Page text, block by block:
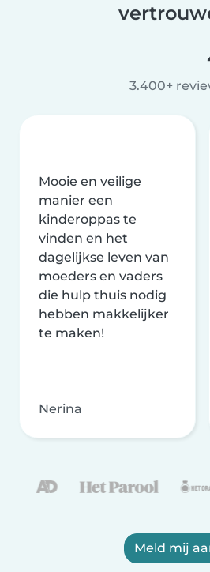
3.400+
Mooie en veilige
manier een
kinderoppas te
vinden en het
dagelijkse leven van
moeders en vaders
die hulp thuis nodig
hebben makkelijker
te maken!
Nerina
Meld mij